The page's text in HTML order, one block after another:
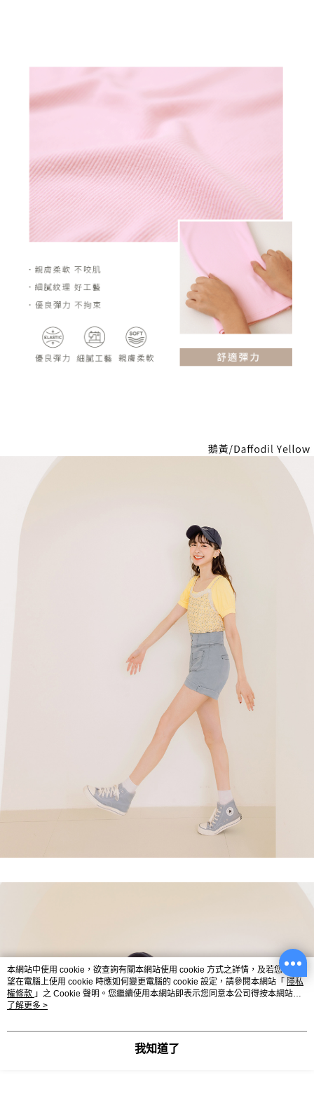
本網站中使用 cookie，欲查詢有關本網站使用 cookie 方式之詳情，及若您不希
望在電腦上使用 cookie 時應如何變更電腦的 cookie 設定，請參閱本網站「 隱私
權條款 」之 Cookie 聲明。您繼續使用本網站即表示您同意本公司得按本網站使
用條款之 Cookie 聲明使用 cookie。
了解更多 >
我知道了